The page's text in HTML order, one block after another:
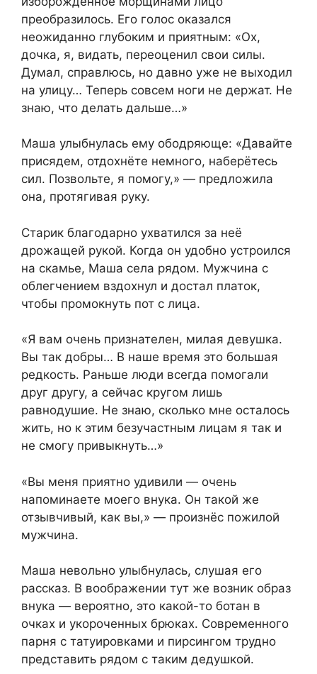
преобразилось. Его голос оказался
неожиданно глубоким и приятным: «Ох,
дочка, я, видать, переоценил свои силы.
Думал, справлюсь, но давно уже не выходил
на улицу… Теперь совсем ноги не держат. Не
знаю, что делать дальше…»
Маша улыбнулась ему ободряюще: «Давайте
присядем, отдохнёте немного, наберётесь
сил. Позвольте, я помогу,» — предложила
она, протягивая руку.
Старик благодарно ухватился за неё
дрожащей рукой. Когда он удобно устроился
на скамье, Маша села рядом. Мужчина с
облегчением вздохнул и достал платок,
чтобы промокнуть пот с лица.
«Я вам очень признателен, милая девушка.
Вы так добры… В наше время это большая
редкость. Раньше люди всегда помогали
друг другу, а сейчас кругом лишь
равнодушие. Не знаю, сколько мне осталось
жить, но к этим безучастным лицам я так и
не смогу привыкнуть…»
«Вы меня приятно удивили — очень
напоминаете моего внука. Он такой же
отзывчивый, как вы,» — произнёс пожилой
мужчина.
Маша невольно улыбнулась, слушая его
рассказ. В воображении тут же возник образ
внука — вероятно, это какой-то ботан в
очках и укороченных брюках. Современного
парня с татуировками и пирсингом трудно
представить рядом с таким дедушкой.